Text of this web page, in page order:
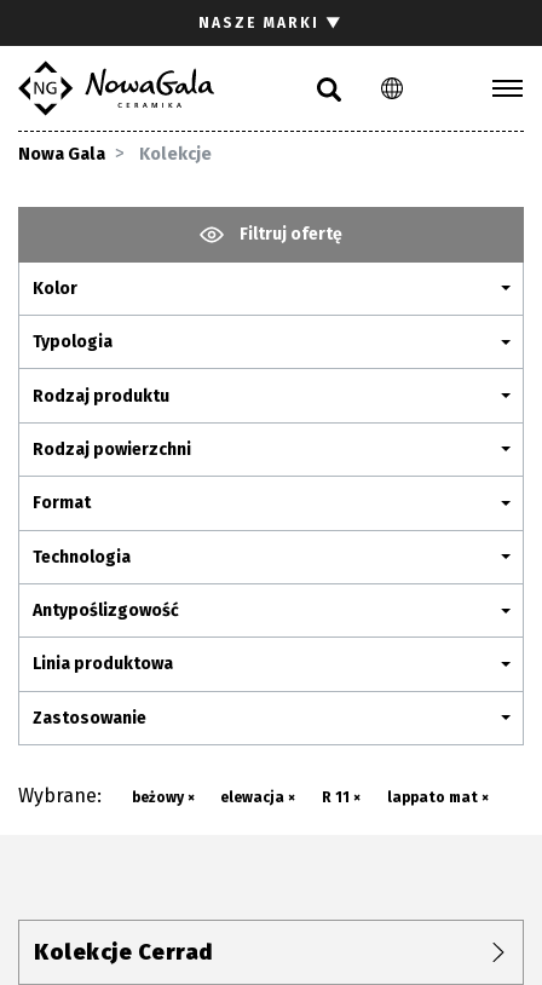
PL EN
NASZE MARKI ▼
Nowa Gala Kolekcje
Filtruj ofertę
Kolor
Typologia
Rodzaj produktu
Rodzaj powierzchni
Format
Technologia
Antypoślizgowość
Linia produktowa
Zastosowanie
Wybrane: beżowy × elewacja × R 11 × lappato mat ×
Kolekcje Cerrad
Gdzie kupić
Pliki do pobrania
Pytania i odpowiedzi
Kariera
Kontakt
Komunikacja z akcjonariuszami